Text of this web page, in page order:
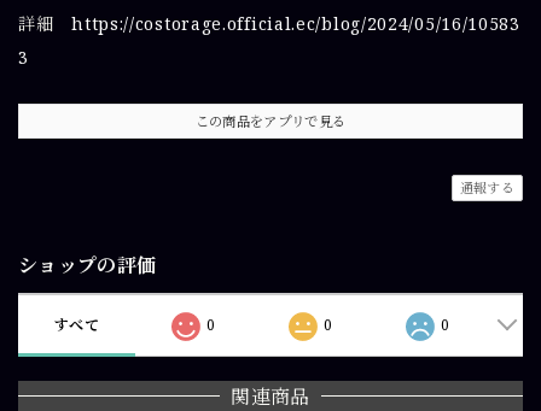
詳細https://costorage.official.ec/blog/2024/05/16/10583
3
この商品をアプリで見る
通報する
ショップの評価
すべて 0 0 0
関連商品